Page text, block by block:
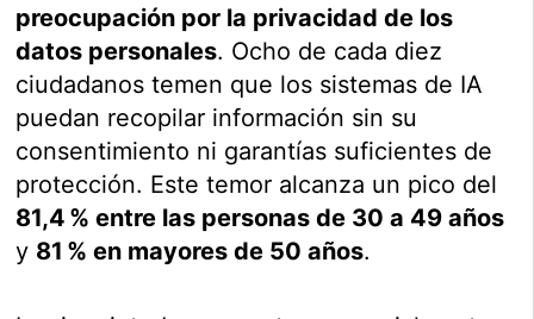
preocupación por la privacidad de los
datos personales. Ocho de cada diez
ciudadanos temen que los sistemas de IA
puedan recopilar información sin su
consentimiento ni garantías suficientes de
protección. Este temor alcanza un pico del
81,4 % entre las personas de 30 a 49 años
y 81 % en mayores de 50 años.